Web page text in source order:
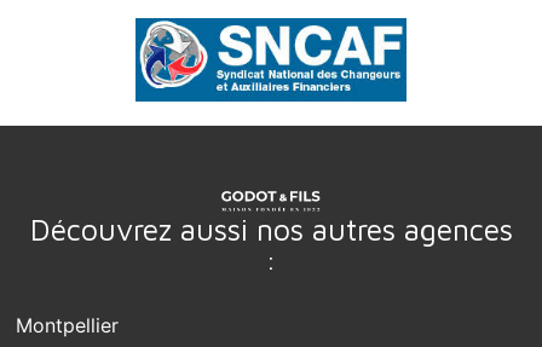
Découvrez aussi nos autres agences
:
Montpellier